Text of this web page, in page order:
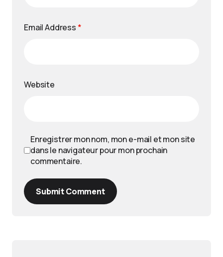
Email Address *
Website
Enregistrer mon nom, mon e-mail et mon site
dans le navigateur pour mon prochain
commentaire.
Submit Comment